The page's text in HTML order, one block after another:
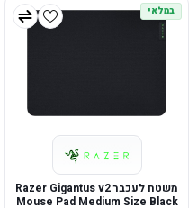
במלאי
משטח לעכבר Razer Gigantus v2
Mouse Pad Medium Size Black